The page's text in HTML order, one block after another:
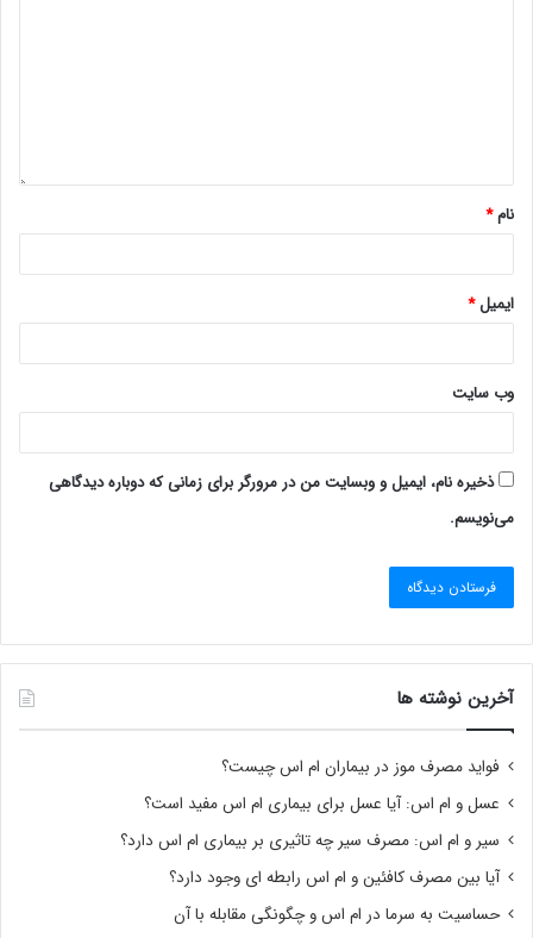
نام*
ایمیل*
وب‌ سایت
ذخیره نام، ایمیل و وبسایت من در مرورگر برای زمانی که دوباره دیدگاهی
می‌نویسم.
آخرین نوشته ها
فواید مصرف موز در بیماران ام اس چیست؟
عسل و ام اس: آیا عسل برای بیماری ام اس مفید است؟
سیر و ام اس: مصرف سیر چه تاثیری بر بیماری ام اس دارد؟
آیا بین مصرف کافئین و ام اس رابطه ای وجود دارد؟
حساسیت به سرما در ام اس و چگونگی مقابله با آن